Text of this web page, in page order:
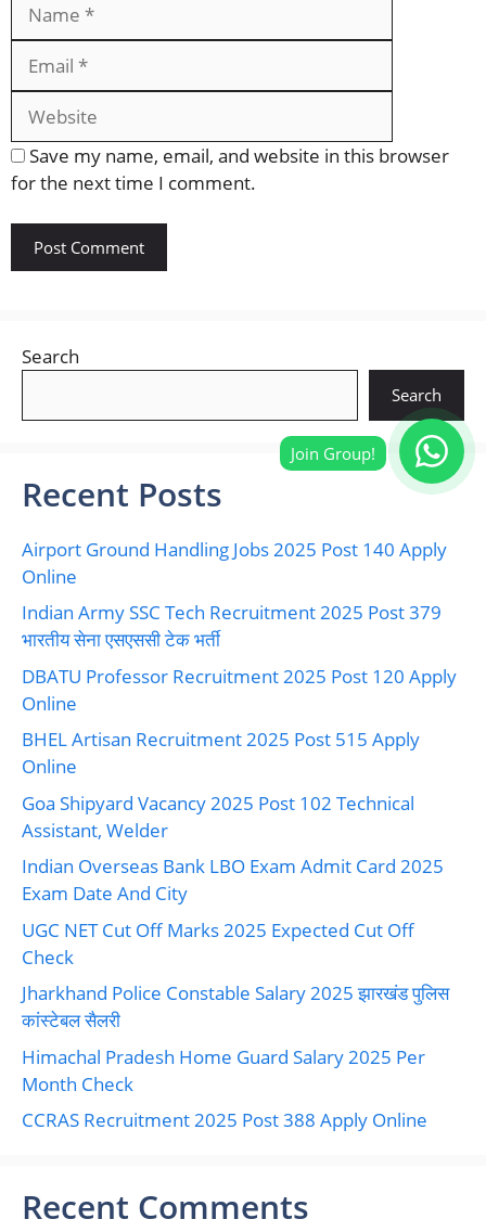
Save my name, email, and website in this browser
for the next time I comment.
Search
Search
Recent Posts
Airport Ground Handling Jobs 2025 Post 140 Apply
Online
Indian Army SSC Tech Recruitment 2025 Post 379
भारतीय सेना एसएससी टेक भर्ती
DBATU Professor Recruitment 2025 Post 120 Apply
Online
BHEL Artisan Recruitment 2025 Post 515 Apply
Online
Goa Shipyard Vacancy 2025 Post 102 Technical
Assistant, Welder
Indian Overseas Bank LBO Exam Admit Card 2025
Exam Date And City
UGC NET Cut Off Marks 2025 Expected Cut Off
Check
Jharkhand Police Constable Salary 2025 झारखंड पुलिस
कांस्टेबल सैलरी
Himachal Pradesh Home Guard Salary 2025 Per
Month Check
CCRAS Recruitment 2025 Post 388 Apply Online
Recent Comments